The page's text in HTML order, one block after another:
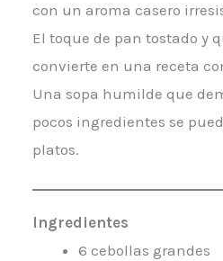
con un aroma casero
El toque de pan tostado y
convierte en una receta
Una sopa humilde que
pocos ingredientes se
platos.
Ingredientes
6 cebollas grandes